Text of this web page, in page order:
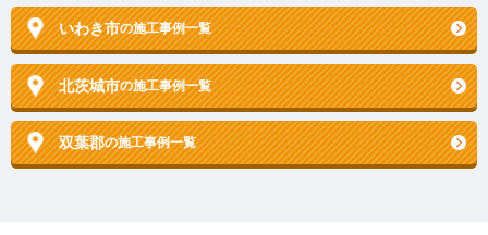
いわき市の施工事例一覧
北茨城市の施工事例一覧
双葉郡の施工事例一覧